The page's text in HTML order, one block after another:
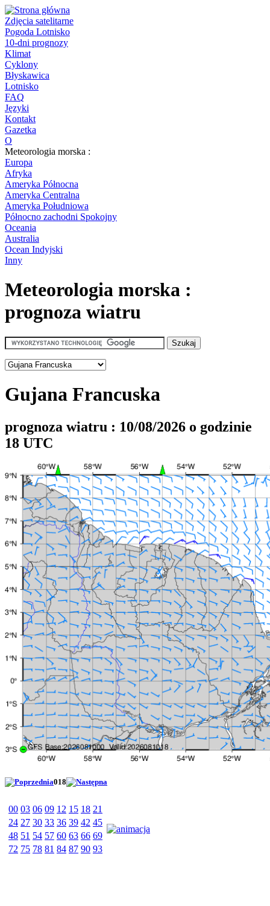
Zdjęcia satelitarne
Pogoda Lotnisko
10-dni prognozy
Klimat
Cyklony
Błyskawica
Lotnisko
FAQ
Języki
Kontakt
Gazetka
O
Meteorologia morska :
Europa
Afryka
Ameryka Północna
Ameryka Centralna
Ameryka Południowa
Północno zachodni Spokojny
Oceania
Australia
Ocean Indyjski
Inny
Meteorologia morska :
prognoza wiatru
Gujana Francuska
prognoza wiatru : 10/08/2026 o godzinie
18 UTC
018
00 03 06 09 12 15 18 21
24 27 30 33 36 39 42 45
48 51 54 57 60 63 66 69
72 75 78 81 84 87 90 93